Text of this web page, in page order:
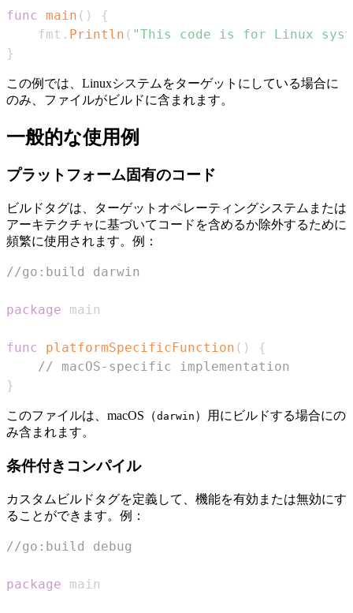
func main ( )
{
    fmt
. Println ( "This code is for Linux
}
この例では、Linuxシステムをターゲットにしている場合に
のみ、ファイルがビルドに含まれます。
一般的な使用例
プラットフォーム固有のコード
ビルドタグは、ターゲットオペレーティングシステムまたは
アーキテクチャに基づいてコードを含めるか除外するために
頻繁に使用されます。例：
//go:build darwin
package
func platformSpecificFunction ( )
{
// macOS-specific implementation
}
このファイルは、macOS（darwin ）用にビルドする場合にの
み含まれます。
条件付きコンパイル
カスタムビルドタグを定義して、機能を有効または無効にす
ることができます。例：
//go:build debug
package